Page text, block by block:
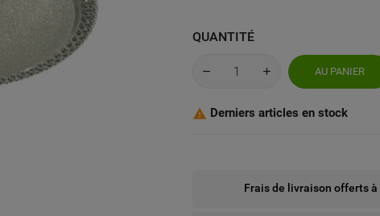
QUANTITÉ
AU PANIER
 Derniers articles en stock
Frais de livraison offerts